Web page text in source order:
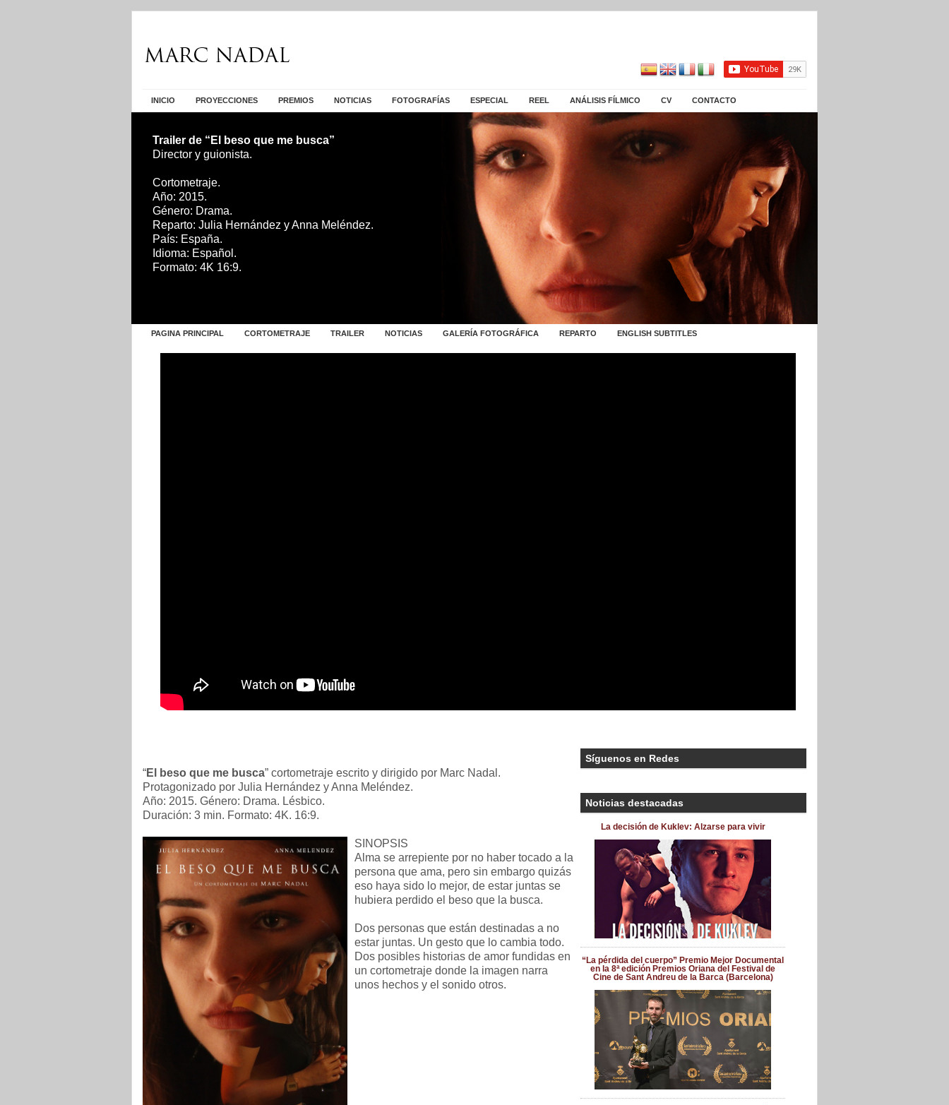
INICIO PROYECCIONES PREMIOS NOTICIAS FOTOGRAFÍAS ESPECIAL REEL ANÁLISIS FÍLMICO CV CONTACTO
Trailer de “El beso que me busca”
Director y guionista.
Cortometraje.
Año: 2015.
Género: Drama.
Reparto: Julia Hernández y Anna Meléndez.
País: España.
Idioma: Español.
Formato: 4K 16:9.
PAGINA PRINCIPAL CORTOMETRAJE TRAILER NOTICIAS GALERÍA FOTOGRÁFICA REPARTO ENGLISH SUBTITLES
“El beso que me busca” cortometraje escrito y dirigido por Marc Nadal.
Protagonizado por Julia Hernández y Anna Meléndez.
Año: 2015. Género: Drama. Lésbico.
Duración: 3 min. Formato: 4K. 16:9.
SINOPSIS
Alma se arrepiente por no haber tocado a la
persona que ama, pero sin embargo quizás
eso haya sido lo mejor, de estar juntas se
hubiera perdido el beso que la busca.
Dos personas que están destinadas a no
estar juntas. Un gesto que lo cambia todo.
Dos posibles historias de amor fundidas en
un cortometraje donde la imagen narra
unos hechos y el sonido otros.
Síguenos en Redes
Noticias destacadas
La decisión de Kuklev: Alzarse para vivir
“La pérdida del cuerpo” Premio Mejor Documental
en la 8ª edición Premios Oriana del Festival de
Cine de Sant Andreu de la Barca (Barcelona)